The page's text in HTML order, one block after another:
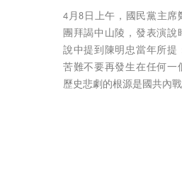
4月8日上午，國民黨主席
團拜謁中山陵，發表演說
說中提到陳明忠當年所提
苦難不要再發生在任何一
歷史悲劇的根源是國共內戰